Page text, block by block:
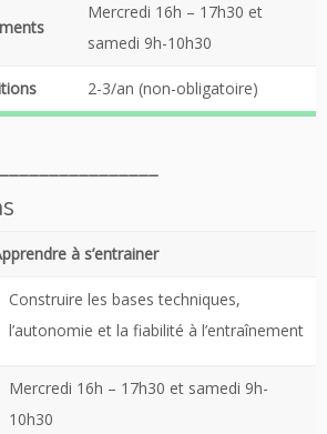
Mercredi 16h – 17h30 et
samedi 9h-10h30
2-3/an (non-obligatoire)
à s’entrainer
Construire les bases techniques,
l’autonomie et la fiabilité à l’entraînement
Mercredi 16h – 17h30 et samedi 9h-
10h30